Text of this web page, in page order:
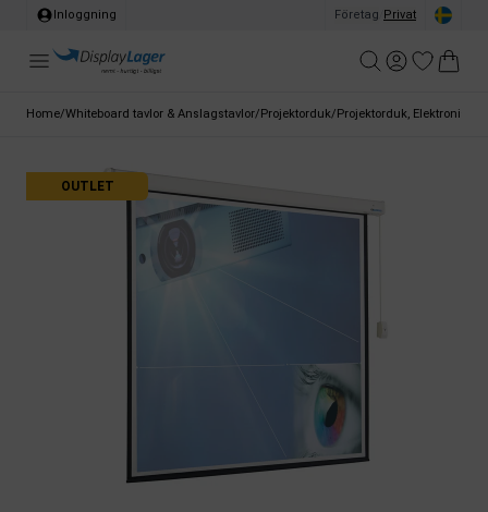
Inloggning Företag Privat
Home/Whiteboard tavlor & Anslagstavlor/Projektorduk/Projektorduk, Elektroniskt
OUTLET